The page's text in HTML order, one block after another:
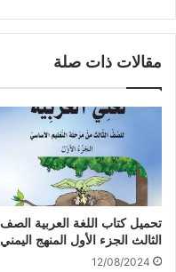
مقالات ذات صلة
تحميل كتاب اللغة العربية الصف
الثالث الجزء الأول المنهج اليمني
12/08/2024